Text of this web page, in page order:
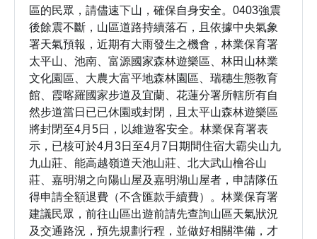
區的民眾，請儘速下山，確保自身安全。0403強震
後餘震不斷，山區道路持續落石，且依據中央氣象
署天氣預報，近期有大雨發生之機會，林業保育署
太平山、池南、富源國家森林遊樂區、林田山林業
文化園區、大農大富平地森林園區、瑞穗生態教育
館、霞喀羅國家步道及宜蘭、花蓮分署所轄所有自
然步道當日已已休園或封閉，且太平山森林遊樂區
將封閉至4月5日，以維遊客安全。林業保育署表
示，已核可於4月3日至4月7日期間住宿大霸尖山九
九山莊、能高越嶺道天池山莊、北大武山檜谷山
莊、嘉明湖之向陽山屋及嘉明湖山屋者，申請隊伍
得申請全額退費（不含匯款手續費）。林業保育署
建議民眾，前往山區出遊前請先查詢山區天氣狀況
及交通路況，預先規劃行程，並做好相關準備，才